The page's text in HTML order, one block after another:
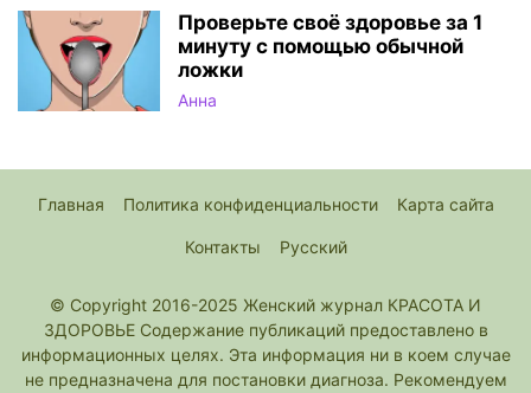
Проверьте своё здоровье за 1
минуту с помощью обычной
ложки
Анна
Главная Политика конфиденциальности Карта сайта
Контакты Русский
© Copyright 2016-2025 Женский журнал КРАСОТА И
ЗДОРОВЬЕ Содержание публикаций предоставлено в
информационных целях. Эта информация ни в коем случае
не предназначена для постановки диагноза. Рекомендуем